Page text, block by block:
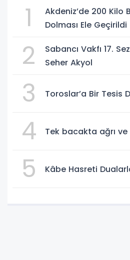
1
Akdeniz’de 200 Kilo
Dolması Ele Geçirildi
2
Sabancı Vakfı 17.
Seher Akyol
3 Toroslar’a Bir Tesis
4 Tek bacakta ağrı
5 Kâbe Hasreti